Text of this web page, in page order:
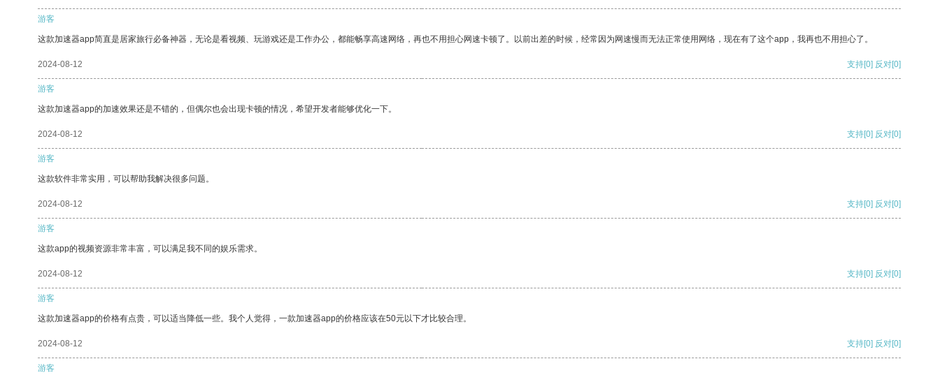
游客
这款加速器app简直是居家旅行必备神器，无论是看视频、玩游戏还是工作办公，都能畅享高速网络，再也不用担心网速卡顿了。以前出差的时候，经常因为网速慢而无法正常使用网络，现在有了这个app，我再也不用担心了。
2024-08-12 支持[0] 反对[0]
游客
这款加速器app的加速效果还是不错的，但偶尔也会出现卡顿的情况，希望开发者能够优化一下。
2024-08-12 支持[0] 反对[0]
游客
这款软件非常实用，可以帮助我解决很多问题。
2024-08-12 支持[0] 反对[0]
游客
这款app的视频资源非常丰富，可以满足我不同的娱乐需求。
2024-08-12 支持[0] 反对[0]
游客
这款加速器app的价格有点贵，可以适当降低一些。我个人觉得，一款加速器app的价格应该在50元以下才比较合理。
2024-08-12 支持[0] 反对[0]
游客